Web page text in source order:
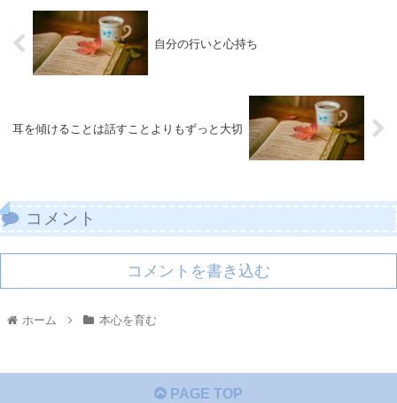
自分の行いと心持ち
耳を傾けることは話すことよりもずっと大切
コメント
コメントを書き込む
ホーム 本心を育む
PAGE TOP